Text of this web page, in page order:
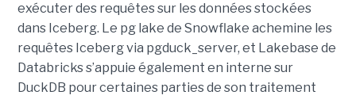
exécuter des requêtes sur les données stockées
dans Iceberg. Le pg lake de Snowflake achemine les
requêtes Iceberg via pgduck_server, et Lakebase de
Databricks s’appuie également en interne sur
DuckDB pour certaines parties de son traitement